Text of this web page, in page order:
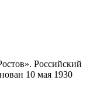
Российский
10 мая 1930